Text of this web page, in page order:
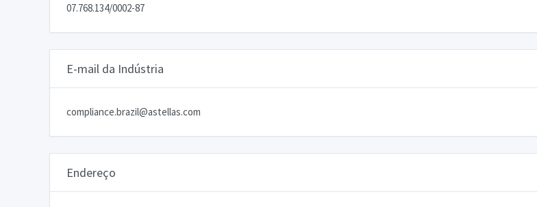
07.768.134/0002-87
E-mail da Indústria
compliance.brazil@astellas.com
Endereço